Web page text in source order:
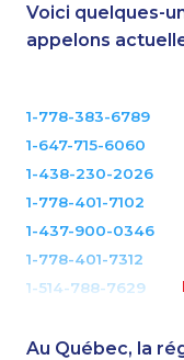
Voici quelques-
appelons
1-778-383-6789
1-647-715-6060
1-438-230-2026
1-778-401-7102
1-437-900-0346
1-778-401-7312
1-514-788-7629
888-499-8196
Au Québec, la